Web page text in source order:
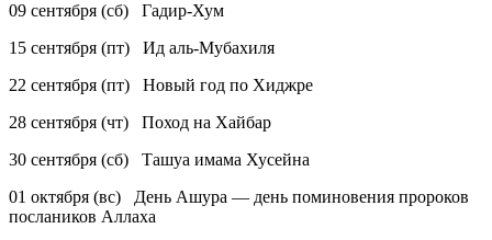
09 сентября (сб) Гадир-Хум
15 сентября (пт) Ид аль-Мубахиля
22 сентября (пт) Новый год по Хиджре
28 сентября (чт) Поход на Хайбар
30 сентября (сб) Ташуа имама Хусейна
01 октября (вс) День Ашура — день поминовения пророков
послаников Аллаха